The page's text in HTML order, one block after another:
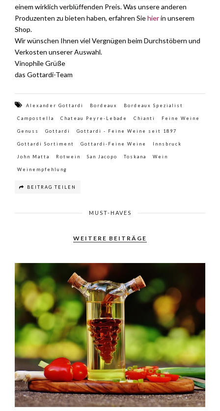
einem wirklich verblüffenden Preis. Was unsere anderen
Produzenten zu bieten haben, erfahren Siehierin unserem
Shop.
Wir wünschen Ihnen viel Vergnügen beim Durchstöbern und
Verkosten unserer Auswahl.
Vinophile Grüße
das Gottardi-Team
Alexander Gottardi Bordeaux Bordeaux Spezialist
Campostella Chateau Peyre-Lebade Chianti Feine Weine
Genuss Gottardi Gottardi - Feine Weine seit 1897
Gottardi Sortiment Gottardi-Feine Weine Innsbruck
John Matta Rotwein San Jacopo Toskana Wein
Weinempfehlung
BEITRAG TEILEN
MUST-HAVES
WEITERE BEITRÄGE